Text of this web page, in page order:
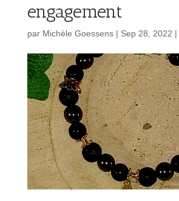
engagement
par Michèle Goessens| Sep 28, 2022 |